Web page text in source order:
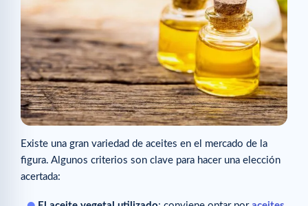
Existe una gran variedad de aceites en el mercado de la
figura. Algunos criterios son clave para hacer una elección
acertada: